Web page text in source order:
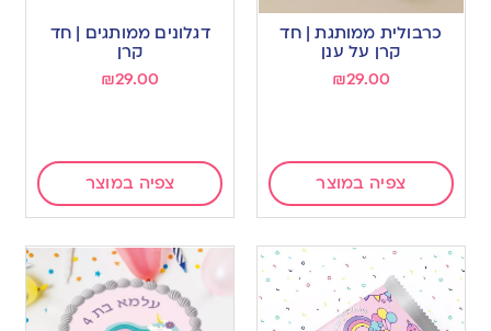
to
wishlist
כרבולית ממותגת | חד
קרן על ענן
₪29.00
צפיה במוצר
toדגלונים ממותגים | חד
קרן
₪29.00
צפיה במוצר